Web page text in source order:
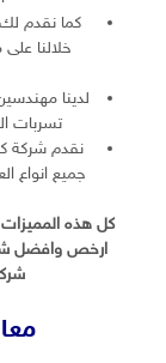
كما نقدم
خلالنا
لدينا
تسربات
نقدم شركة
جميع انواع
كل هذه المميزات
ارخص وافضل